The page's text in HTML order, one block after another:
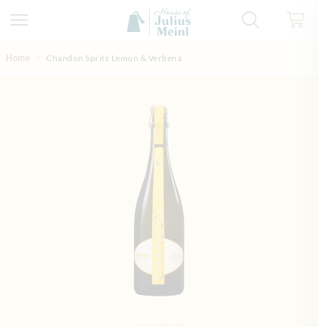
Home Chandon Spritz Lemon & Verbena